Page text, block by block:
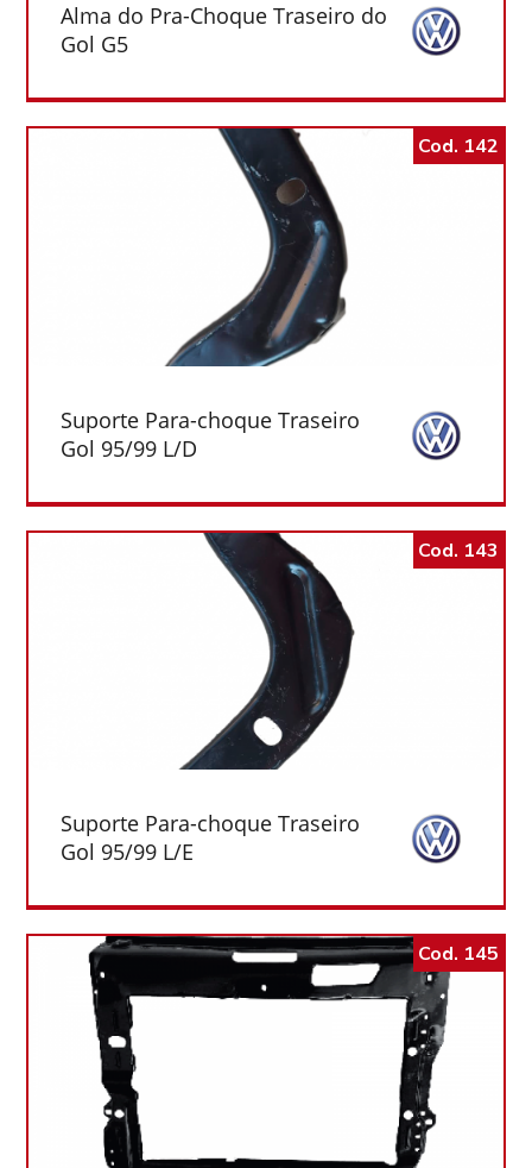
Alma do Pra-Choque Traseiro do
Gol G5
Cod. 142
Suporte Para-choque Traseiro
Gol 95/99 L/D
Cod. 143
Suporte Para-choque Traseiro
Gol 95/99 L/E
Cod. 145